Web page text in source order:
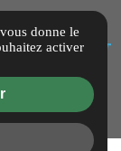
donne le
activer